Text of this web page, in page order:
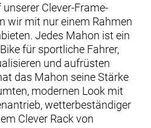
Clever-Frame-
wir mit nur einem Rahmen
Jedes Mahon ist ein
für sportliche Fahrer,
und aufrüsten
das Mahon seine Stärke
modernen Look mit
wetterbeständiger
Clever Rack von